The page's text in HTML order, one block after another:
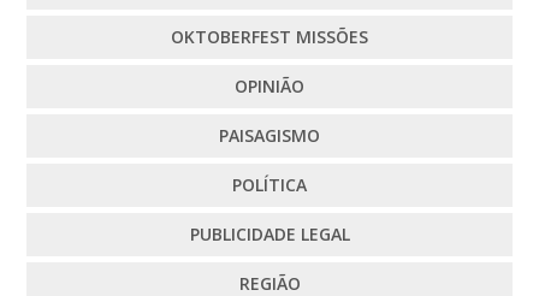
OKTOBERFEST MISSÕES
OPINIÃO
PAISAGISMO
POLÍTICA
PUBLICIDADE LEGAL
REGIÃO